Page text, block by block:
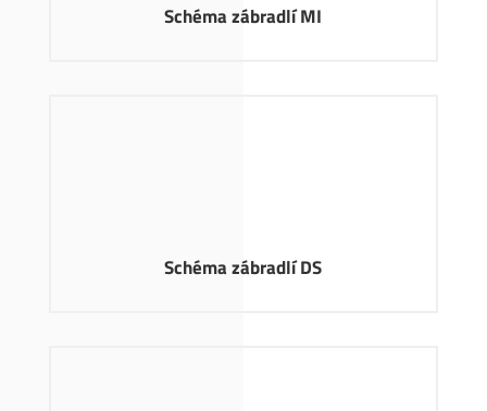
Schéma zábradlí MI
Schéma zábradlí DS